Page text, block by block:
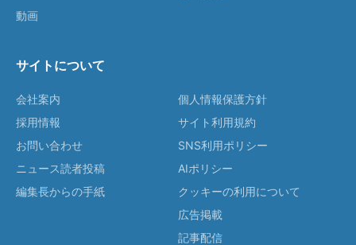
動画
サイトについて
会社案内
採用情報
お問い合わせ
ニュース読者投稿
編集長からの手紙
個人情報保護方針
サイト利用規約
SNS利用ポリシー
AIポリシー
クッキーの利用について
広告掲載
記事配信